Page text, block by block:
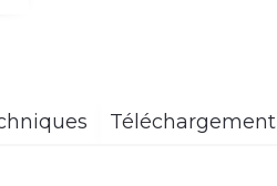
Téléchargement